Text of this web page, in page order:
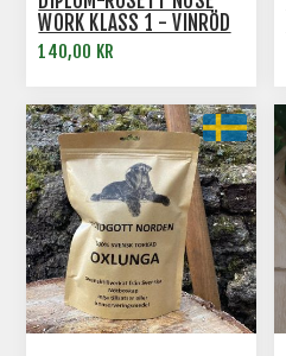
WORK KLASS 1 - VINRÖD
140,00 KR